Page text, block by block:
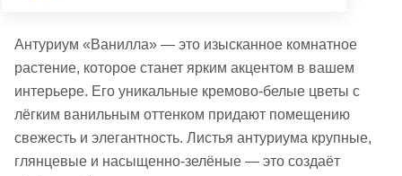
Антуриум «Ванилла» — это изысканное комнатное
растение, которое станет ярким акцентом в вашем
интерьере. Его уникальные кремово-белые цветы с
лёгким ванильным оттенком придают помещению
свежесть и элегантность. Листья антуриума крупные,
глянцевые и насыщенно-зелёные — это создаёт